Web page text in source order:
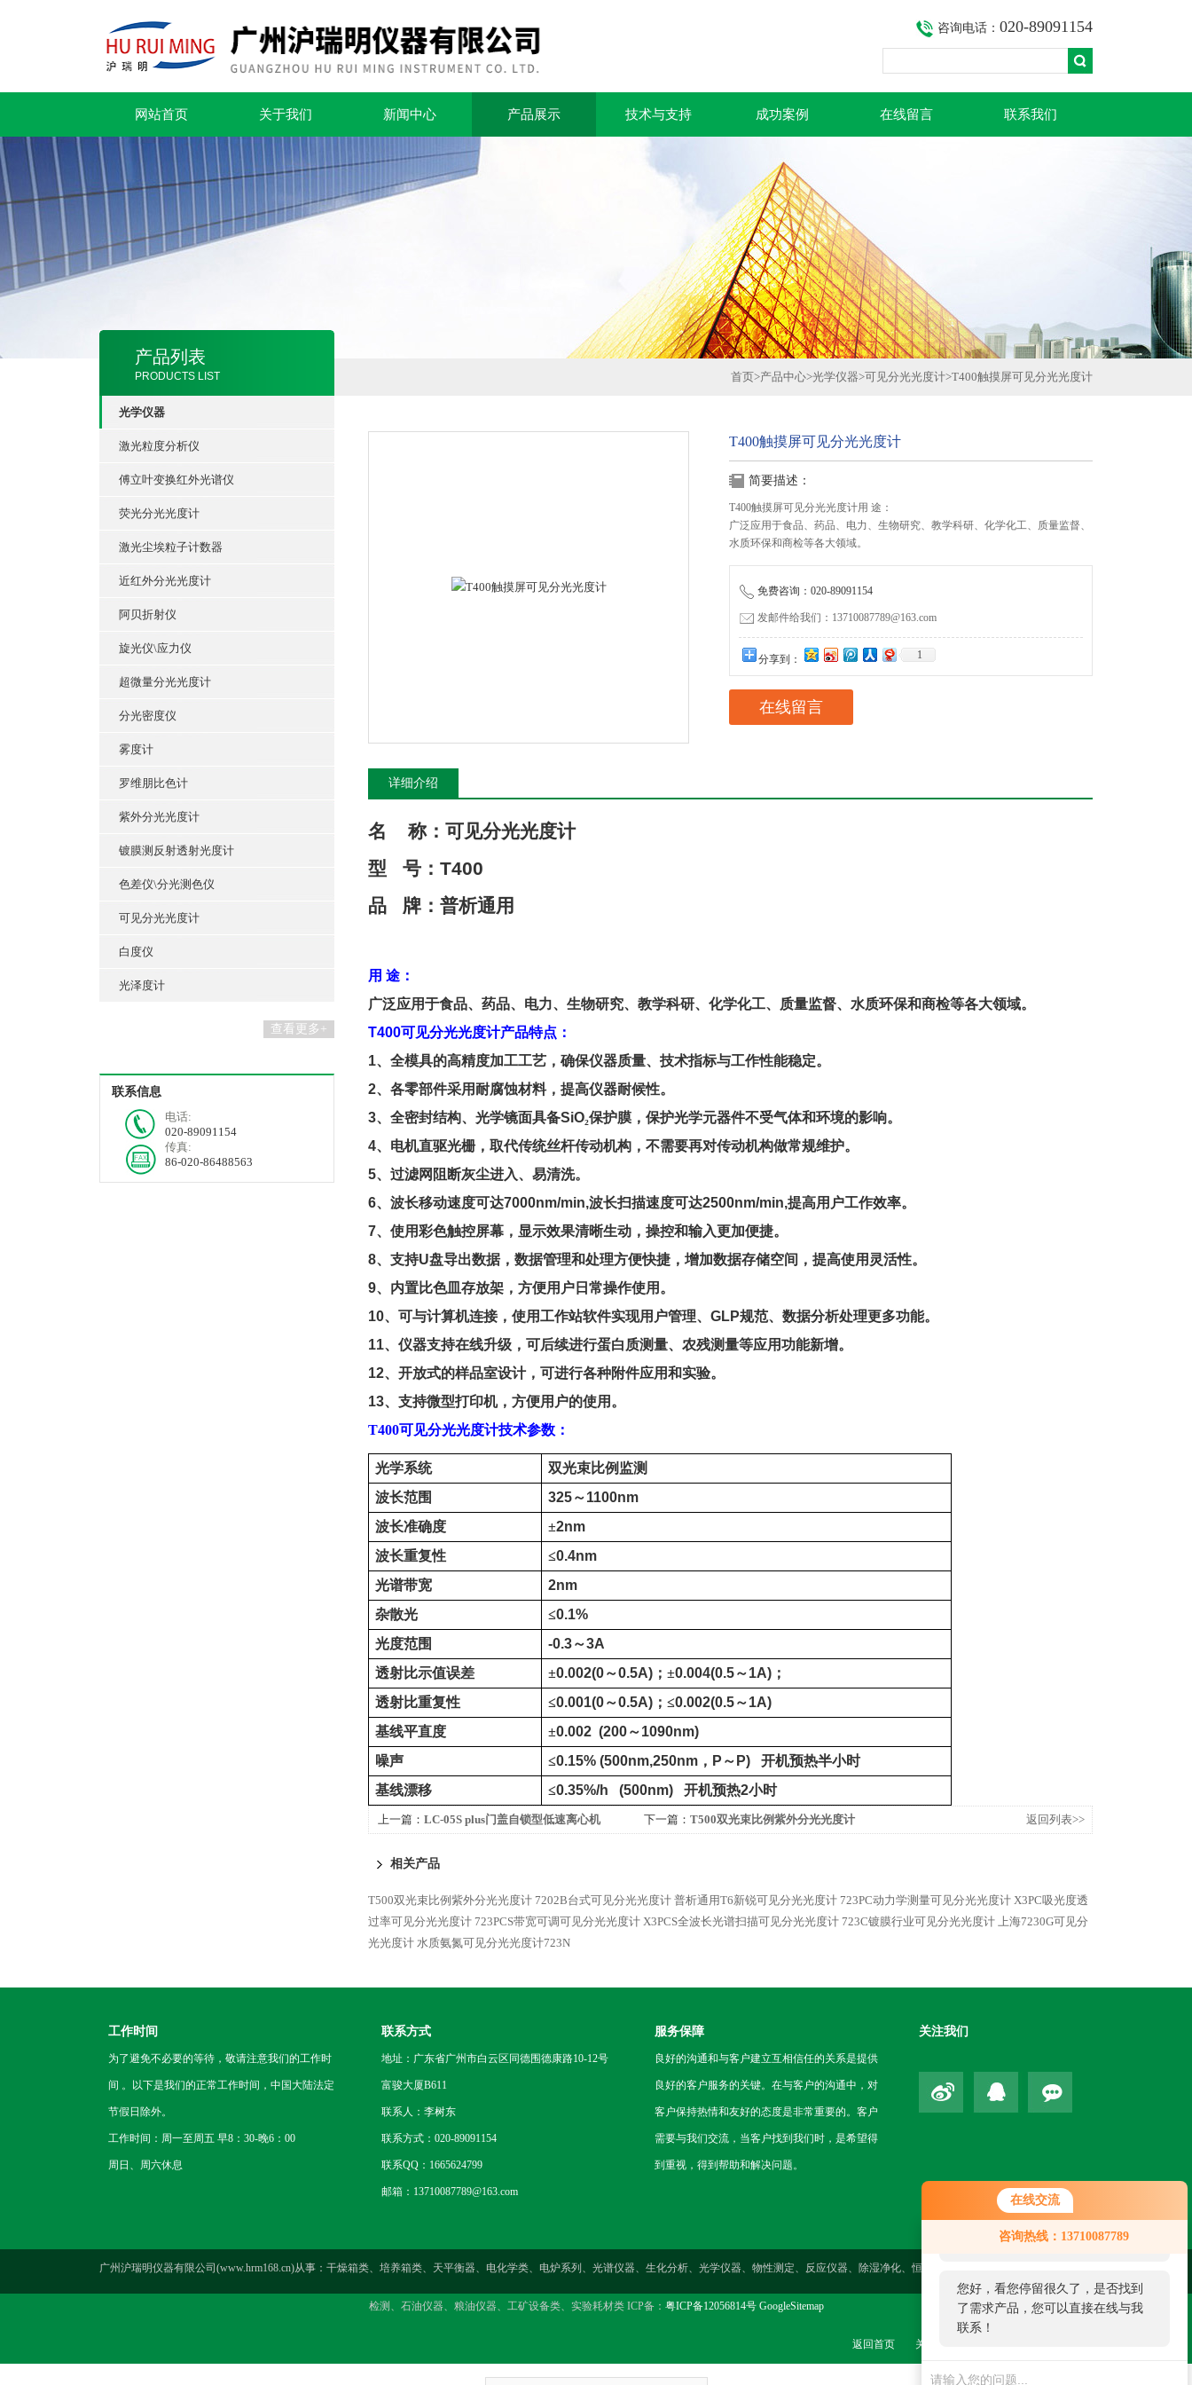
在线交流
咨询热线：13710087789
您好！欢迎前来咨询，很高兴为您
服务，请问您要咨询什么问题呢？
您好，看您停留很久了，是否找到
了需求产品，您可以直接在线与我
联系！
咨询电话： 020-89091154
网站首页 关于我们 新闻中心 产品展示 技术与支持 成功案例 在线留言 联系我们
产品列表
PRODUCTS LIST
光学仪器
激光粒度分析仪
傅立叶变换红外光谱仪
荧光分光光度计
激光尘埃粒子计数器
近红外分光光度计
阿贝折射仪
旋光仪\应力仪
超微量分光光度计
分光密度仪
雾度计
罗维朋比色计
紫外分光光度计
镀膜测反射透射光度计
色差仪\分光测色仪
可见分光光度计
白度仪
光泽度计
查看更多+
联系信息
电话:
020-89091154
传真:
86-020-86488563
首页>产品中心>光学仪器>可见分光光度计>T400触摸屏可见分光光度计
T400触摸屏可见分光光度计
简要描述：
T400触摸屏可见分光光度计用 途：
广泛应用于食品、药品、电力、生物研究、教学科研、化学化工、质量监督、
水质环保和商检等各大领域。
免费咨询：020-89091154
发邮件给我们：13710087789@163.com
分享到： 1
在线留言
详细介绍
名
称：可见分光光度计
型
号： T400
品 牌：普析通用
用 途 ：
广泛应用于食品、药品、电力、生物研究、教学科研、化学化工、质量监督、水质环保和商检等各大领域。
T400可见分光光度计产品特点 ：
1、全模具的高精度加工工艺，确保仪器质量、技术指标与工作性能稳定。
2、各零部件采用耐腐蚀材料，提高仪器耐候性。
3、全密封结构、光学镜面具备SiO₂保护膜，保护光学元器件不受气体和环境的影响。
4、电机直驱光栅，取代传统丝杆传动机构，不需要再对传动机构做常规维护。
5、过滤网阻断灰尘进入、易清洗。
6、波长移动速度可达7000nm/min,波长扫描速度可达2500nm/min,提高用户工作效率。
7、使用彩色触控屏幕，显示效果清晰生动，操控和输入更加便捷。
8、支持U盘导出数据，数据管理和处理方便快捷，增加数据存储空间，提高使用灵活性。
9、内置比色皿存放架，方便用户日常操作使用。
10、可与计算机连接，使用工作站软件实现用户管理、 GLP规范、数据分析处理更多功能。
11、仪器支持在线升级，可后续进行蛋白质测量、农残测量等应用功能新增。
12、开放式的样品室设计，可进行各种附件应用和实验。
13、支持微型打印机，方便用户的使用。
T400可见分光光度计技术参数：
光学系统
双光束比例监测
波长范围
325～1100nm
波长准确度
±2nm
波长重复性
≤0.4nm
光谱带宽
2nm
杂散光
≤0.1%
光度范围
-0.3～3A
透射比示值误差
±0.002(0～0.5A) ；±0.004(0.5～1A) ；
透射比重复性 ≤0.001(0～0.5A) ；≤0.002(0.5～1A)
基线平直度
±0.002 (200～1090nm)
噪声
≤0.15% (500nm,250nm ， P ～ P) 开机预热半小时
基线漂移
≤0.35%/h (500nm) 开机预热2小时
上一篇： LC-05S plus门盖自锁型低速离心机 下一篇： T500双光束比例紫外分光光度计 返回列表>>
相关产品
T500双光束比例紫外分光光度计 7202B台式可见分光光度计 普析通用T6新锐可见分光光度计 723PC动力学测量可见分光光度计 X3PC吸光度透
过率可见分光光度计 723PCS带宽可调可见分光光度计 X3PCS全波长光谱扫描可见分光光度计 723C镀膜行业可见分光光度计 上海7230G可见分
光光度计 水质氨氮可见分光光度计723N
工作时间
为了避免不必要的等待，敬请注意我们的工作时
间 。以下是我们的正常工作时间，中国大陆法定
节假日除外。
工作时间：周一至周五 早8：30-晚6：00
周日、周六休息
联系方式
地址：广东省广州市白云区同德围德康路10-12号
富骏大厦B611
联系人：李树东
联系方式：020-89091154
联系QQ：1665624799
邮箱：13710087789@163.com
服务保障
良好的沟通和与客户建立互相信任的关系是提供
良好的客户服务的关键。在与客户的沟通中，对
客户保持热情和友好的态度是非常重要的。客户
需要与我们交流，当客户找到我们时，是希望得
到重视，得到帮助和解决问题。
关注我们
广州沪瑞明仪器有限公司(www.hrm168.cn)从事：干燥箱类、培养箱类、天平衡器、电化学类、电炉系列、光谱仪器、生化分析、光学仪器、物性测定、反应仪器、除湿净化、恒温仪器、气体检测、药检仪器、环境
检测、石油仪器、粮油仪器、工矿设备类、实验耗材类 ICP备： 粤ICP备12056814号 GoogleSitemap
返回首页 关于我们